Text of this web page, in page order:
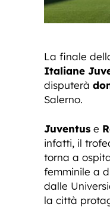
La finale
Italiane
disputerà
Salerno.
Juventus e
infatti, il
torna a
femminile a
dalle
la città